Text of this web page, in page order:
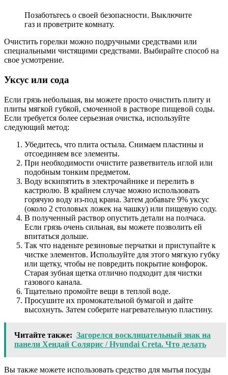
Позаботьтесь о своей безопасности. Выключите
газ и проветрите комнату.
Очистить горелки можно подручными средствами или
специальными чистящими средствами. Выбирайте способ на
свое усмотрение.
Уксус или сода
Если грязь небольшая, вы можете просто очистить плиту и
плиты мягкой губкой, смоченной в растворе пищевой соды.
Если требуется более серьезная очистка, используйте
следующий метод:
Убедитесь, что плита остыла. Снимаем пластины и
отсоединяем все элементы.
При необходимости очистите разветвитель иглой или
подобным тонким предметом.
Воду вскипятить в электрочайнике и перелить в
кастрюлю. В крайнем случае можно использовать
горячую воду из-под крана. Затем добавьте 9% уксус
(около 2 столовых ложек на чашку) или пищевую соду.
В полученный раствор опустить детали на полчаса.
Если грязь очень сильная, вы можете позволить ей
впитаться дольше.
Так что наденьте резиновые перчатки и приступайте к
чистке элементов. Используйте для этого мягкую губку
или щетку, чтобы не повредить покрытие конфорок.
Старая зубная щетка отлично подходит для чистки
газового канала.
Тщательно промойте вещи в теплой воде.
Просушите их промокательной бумагой и дайте
высохнуть. Затем соберите нагревательную пластину.
Читайте также: Загорелся восклицательный знак на
панели Хендай Солярис / Hyundai Creta. Что делать
Вы также можете использовать средство для мытья посуды